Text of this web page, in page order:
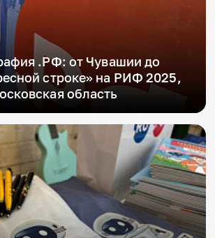
.РФ: от Чувашии до
строке» на РИФ 2025,
область